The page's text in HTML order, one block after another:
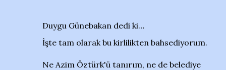
Duygu Günebakan dedi ki…
İşte tam olarak bu kirlilikten bahsediyorum.
Ne Azim Öztürk'ü tanırım, ne de belediye